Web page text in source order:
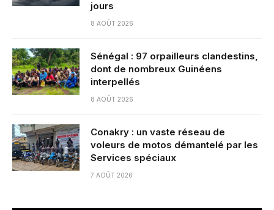
jours
8 AOÛT 2026
Sénégal : 97 orpailleurs clandestins,
dont de nombreux Guinéens
interpellés
8 AOÛT 2026
Conakry : un vaste réseau de
voleurs de motos démantelé par les
Services spéciaux
7 AOÛT 2026